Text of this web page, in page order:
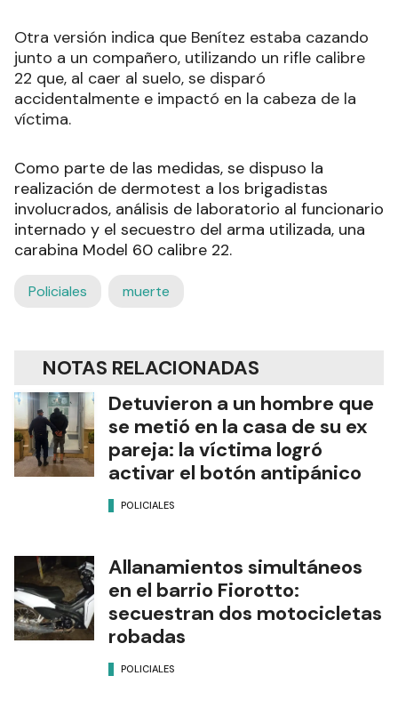
Otra versión indica que Benítez estaba cazando
junto a un compañero, utilizando un rifle calibre
22 que, al caer al suelo, se disparó
accidentalmente e impactó en la cabeza de la
víctima.
Como parte de las medidas, se dispuso la
realización de dermotest a los brigadistas
involucrados, análisis de laboratorio al funcionario
internado y el secuestro del arma utilizada, una
carabina Model 60 calibre 22.
Policiales muerte
NOTAS RELACIONADAS
Detuvieron a un hombre que
se metió en la casa de su ex
pareja: la víctima logró
activar el botón antipánico
POLICIALES
Allanamientos simultáneos
en el barrio Fiorotto:
secuestran dos motocicletas
robadas
POLICIALES